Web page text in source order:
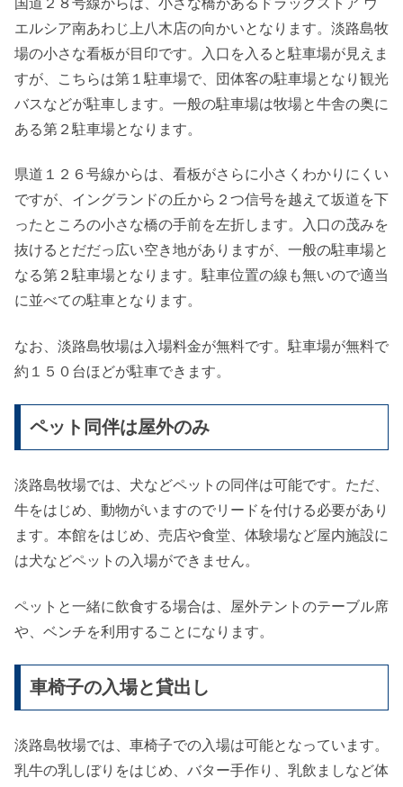
国道２８号線からは、小さな橋があるドラッグストア ウ
エルシア南あわじ上八木店の向かいとなります。淡路島牧
場の小さな看板が目印です。入口を入ると駐車場が見えま
すが、こちらは第１駐車場で、団体客の駐車場となり観光
バスなどが駐車します。一般の駐車場は牧場と牛舎の奥に
ある第２駐車場となります。
県道１２６号線からは、看板がさらに小さくわかりにくい
ですが、イングランドの丘から２つ信号を越えて坂道を下
ったところの小さな橋の手前を左折します。入口の茂みを
抜けるとだだっ広い空き地がありますが、一般の駐車場と
なる第２駐車場となります。駐車位置の線も無いので適当
に並べての駐車となります。
なお、淡路島牧場は入場料金が無料です。駐車場が無料で
約１５０台ほどが駐車できます。
ペット同伴は屋外のみ
淡路島牧場では、犬などペットの同伴は可能です。ただ、
牛をはじめ、動物がいますのでリードを付ける必要があり
ます。本館をはじめ、売店や食堂、体験場など屋内施設に
は犬などペットの入場ができません。
ペットと一緒に飲食する場合は、屋外テントのテーブル席
や、ベンチを利用することになります。
車椅子の入場と貸出し
淡路島牧場では、車椅子での入場は可能となっています。
乳牛の乳しぼりをはじめ、バター手作り、乳飲ましなど体